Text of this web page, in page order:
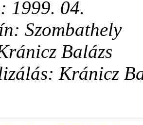
1999. 04.
Szombathely
Balázs
Kránicz